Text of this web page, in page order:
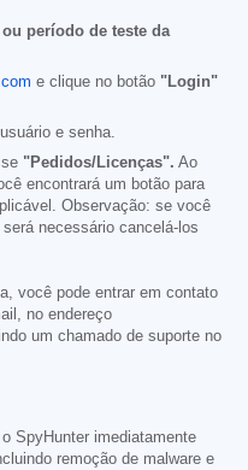
período de teste da
e clique no botão "Login"
e senha.
"Pedidos/Licenças". Ao
encontrará um botão para
Observação: se você
necessário cancelá-los
você pode entrar em contato
no endereço
um chamado de suporte no
SpyHunter imediatamente
remoção de malware e